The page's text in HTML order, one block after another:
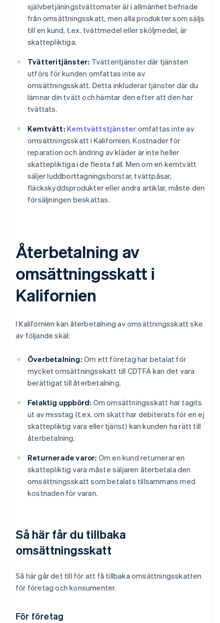
självbetjäningstvättomater är i allmänhet befriade
från omsättningsskatt, men alla produkter som säljs
till en kund, t.ex. tvättmedel eller sköljmedel, är
skattepliktiga.
Tvätteritjänster: Tvätteritjänster där tjänsten
utförs för kunden omfattas inte av
omsättningsskatt. Detta inkluderar tjänster där du
lämnar din tvätt och hämtar den efter att den har
tvättats.
Kemtvätt: Kemtvättstjänster omfattas inte av
omsättningsskatt i Kalifornien. Kostnader för
reparation och ändring av kläder är inte heller
skattepliktiga i de flesta fall. Men om en kemtvätt
säljer luddborttagningsborstar, tvättpåsar,
fläckskyddsprodukter eller andra artiklar, måste den
försäljningen beskattas.
Återbetalning av
omsättningsskatt i
Kalifornien
I Kalifornien kan återbetalning av omsättningsskatt ske
av följande skäl:
Överbetalning: Om ett företag har betalat för
mycket omsättningsskatt till CDTFA kan det vara
berättigat till återbetalning.
Felaktig uppbörd: Om omsättningsskatt har tagits
ut av misstag (t.ex. om skatt har debiterats för en ej
skattepliktig vara eller tjänst) kan kunden ha rätt till
återbetalning.
Returnerade varor: Om en kund returnerar en
skattepliktig vara måste säljaren återbetala den
omsättningsskatt som betalats tillsammans med
kostnaden för varan.
Så här får du tillbaka
omsättningsskatt
Så här går det till för att få tillbaka omsättningsskatten
för företag och konsumenter.
För företag